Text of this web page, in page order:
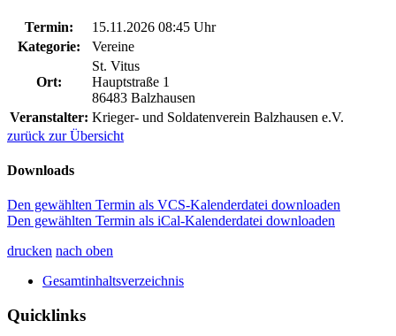
Termin:
15.11.2026 08:45 Uhr
Kategorie:
Vereine
Ort:
St. Vitus
Hauptstraße 1
86483 Balzhausen
Veranstalter: Krieger- und Soldatenverein Balzhausen e.V.
zurück zur Übersicht
Downloads
Den gewählten Termin als VCS-Kalenderdatei downloaden
Den gewählten Termin als iCal-Kalenderdatei downloaden
drucken nach oben
Gesamtinhaltsverzeichnis
Quicklinks